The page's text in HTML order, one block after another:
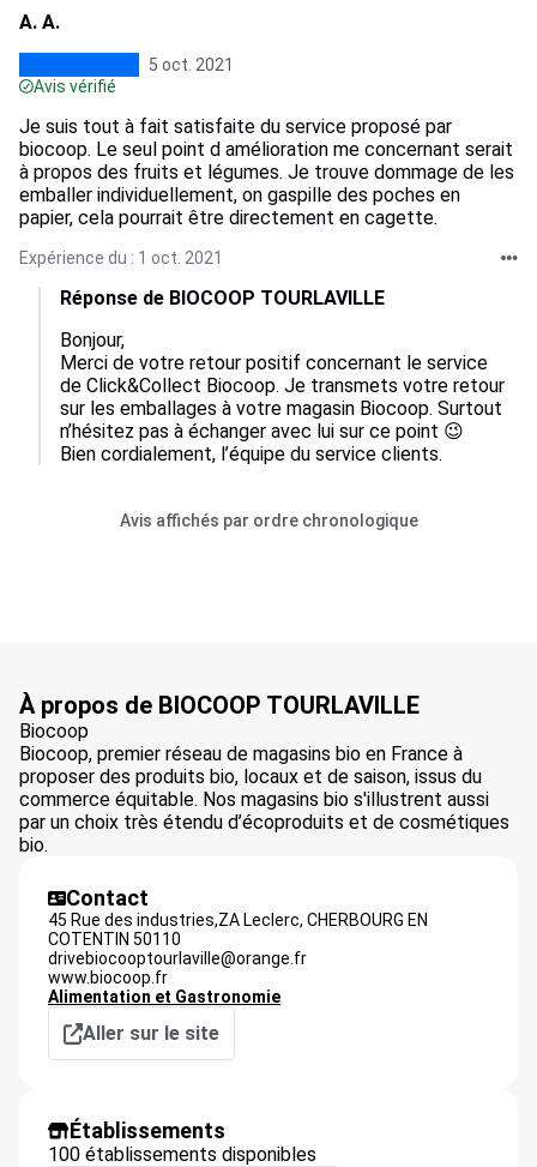
A. A.
5 oct. 2021
Avis vérifié
Je suis tout à fait satisfaite du service proposé par
biocoop. Le seul point d amélioration me concernant serait
à propos des fruits et légumes. Je trouve dommage de les
emballer individuellement, on gaspille des poches en
papier, cela pourrait être directement en cagette.
Expérience du : 1 oct. 2021
Réponse de BIOCOOP TOURLAVILLE
Bonjour,
Merci de votre retour positif concernant le service
de Click&Collect Biocoop. Je transmets votre retour
sur les emballages à votre magasin Biocoop. Surtout
n’hésitez pas à échanger avec lui sur ce point 😉
Bien cordialement, l’équipe du service clients.
Avis affichés par ordre chronologique
À propos de BIOCOOP TOURLAVILLE
Biocoop
Biocoop, premier réseau de magasins bio en France à
proposer des produits bio, locaux et de saison, issus du
commerce équitable. Nos magasins bio s'illustrent aussi
par un choix très étendu d’écoproduits et de cosmétiques
bio.
Contact
45 Rue des industries,ZA Leclerc, CHERBOURG EN
COTENTIN 50110
drivebiocooptourlaville@orange.fr
www.biocoop.fr
Alimentation et Gastronomie
Aller sur le site
Établissements
100 établissements disponibles